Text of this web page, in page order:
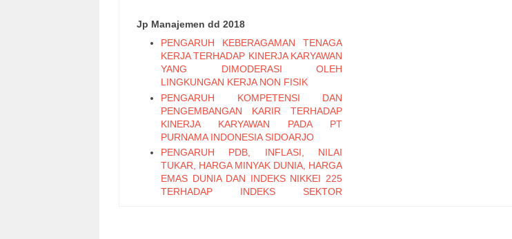
Jp Manajemen dd 2018
PENGARUH KEBERAGAMAN TENAGA
KERJA TERHADAP KINERJA KARYAWAN
YANG DIMODERASI OLEH
LINGKUNGAN KERJA NON FISIK
PENGARUH KOMPETENSI DAN
PENGEMBANGAN KARIR TERHADAP
KINERJA KARYAWAN PADA PT
PURNAMA INDONESIA SIDOARJO
PENGARUH PDB, INFLASI, NILAI
TUKAR, HARGA MINYAK DUNIA, HARGA
EMAS DUNIA DAN INDEKS NIKKEI 225
TERHADAP INDEKS SEKTOR